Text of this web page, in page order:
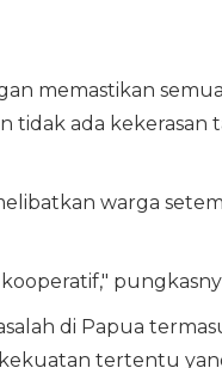
memastikan
tidak ada kekerasan
warga
di Papua
tertentu